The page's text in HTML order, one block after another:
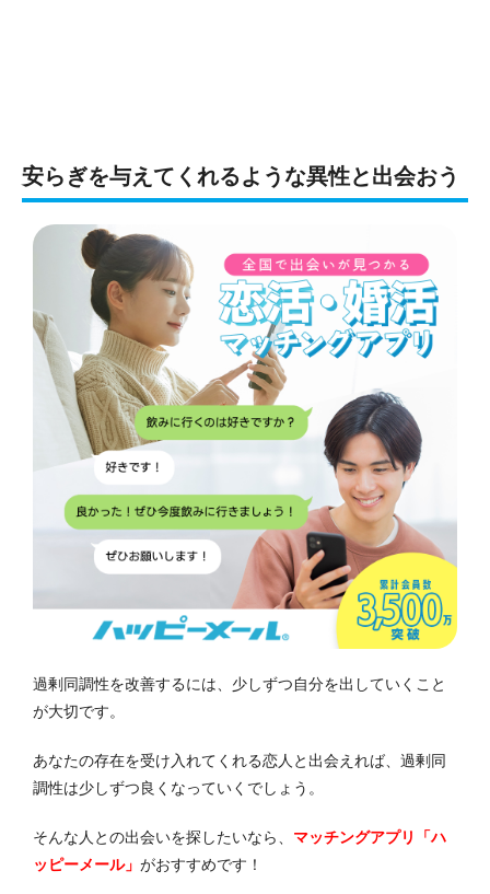
安らぎを与えてくれるような異性と出会おう
過剰同調性を改善するには、少しずつ自分を出していくこと
が大切です。
あなたの存在を受け入れてくれる恋人と出会えれば、過剰同
調性は少しずつ良くなっていくでしょう。
そんな人との出会いを探したいなら、 マッチングアプリ「ハ
ッピーメール」 がおすすめです！